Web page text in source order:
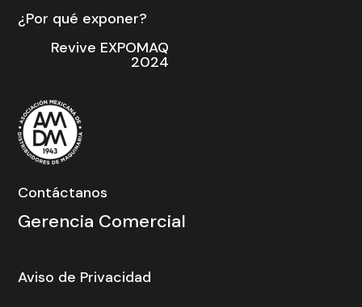
¿Por qué exponer?
Revive EXPOMAQ
2024
Contáctanos
Gerencia Comercial
Aviso de Privacidad